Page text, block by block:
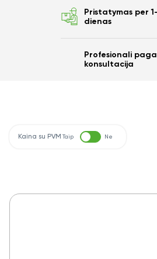
Pristatymas per
dienas
Profesionali
konsultacija
Kaina su PVM Taip Ne